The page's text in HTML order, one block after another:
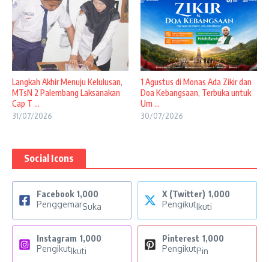
Langkah Akhir Menuju Kelulusan,
MTsN 2 Palembang Laksanakan
Cap T ...
31/07/2026
1 Agustus di Monas Ada Zikir dan
Doa Kebangsaan, Terbuka untuk
Um ...
30/07/2026
Social Icons
Facebook 1,000
PenggemarSuka
X (Twitter) 1,000
PengikutIkuti
Instagram 1,000
PengikutIkuti
Pinterest 1,000
PengikutPin